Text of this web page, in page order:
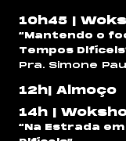
10h45 |
“Mantendo o
Tempos
Pra. Simone
12h| Almoço
14h |
“Na Estrada